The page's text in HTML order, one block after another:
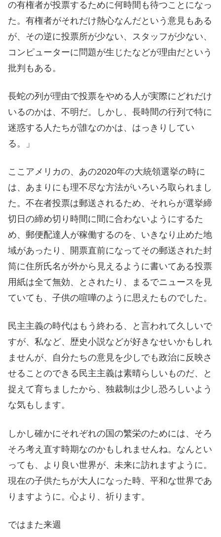
の有権者が投票するために何時間も待つことになっ
た。有権者がそれだけ熱心なんだという意見もある
が、その逆に投票所が少ない、スタッフが少ない、
コンピューターに問題が生じたなどが理由だという
批判もある。
長蛇の列が理由で投票をやめる人が実際にどれだけ
いるのかは、不明だ。しかし、長時間の行列で特に
迷惑する人たちが誰なのかは、はっきりしてい
る。」
ここアメリカの、あの2020年の大統領選挙の時に
は、あまりにも理不尽な方法がいろいろ取られまし
た。不在者投票は郵送されるため、それらが選挙締
切日の締め切り時間に間に合わないようにするた
め、郵便配達人が稼働するのを、いきなり止めた地
域があったり、開票直前になってその郵送された封
筒に住所氏名が外から見えるように書いてある投票
用紙は全て無効、とされたり、まるでニュースを見
ていても、子供の喧嘩のように思えたものでした。
民主主義の時代はもう終わる、と言われて久しいで
すが、私など、歴史小説などが好きなせいかもしれ
ませんが、自分たちの意見を少しでも政治に反映さ
せることのできる民主主義は素晴らしいものだ、と
捉えて育ちましたから、独裁制は少し恐ろしいよう
な気もします。
しかし確かにそれぞれの国の繁栄のためには、そろ
そろ考え直す時期なのかもしれませんね。なんとい
っても、より良い世界が、未来に訪れますように。
現在の子供たちが大人になった時、平和な世界であ
りますように。心より、祈ります。
ではまた来週